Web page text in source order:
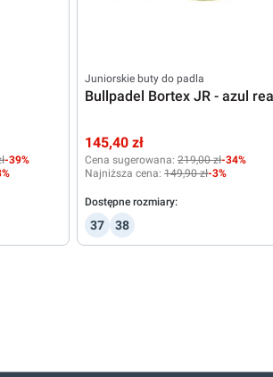
-39%
Juniorskie buty do padla
Bullpadel Bortex JR - azul
145,40 zł
Cena sugerowana: 219,00 zł-34%
Najniższa cena: 149,90 zł-3%
Dostępne rozmiary:
37 38